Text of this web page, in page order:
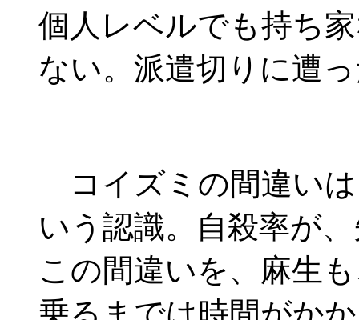
個人レベルでも持ち
ない。派遣切りに遭
コイズミの間違い
いう認識。自殺率が
この間違いを、麻生